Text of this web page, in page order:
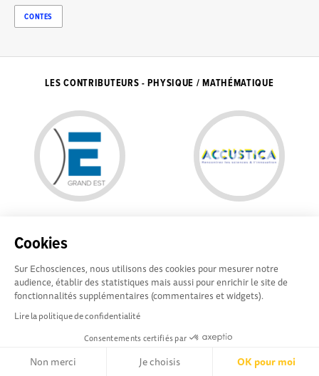
Cookies
Sur Echosciences, nous utilisons des cookies pour mesurer notre
audience, établir des statistiques mais aussi pour enrichir le site de
fonctionnalités supplémentaires (commentaires et widgets).
Lire la politique de confidentialité
Consentements certifiés par
Non merci Je choisis OK pour moi
CONTES
LES CONTRIBUTEURS - PHYSIQUE / MATHÉMATIQUE
Echosciences Grand Est
est propulsé par
Communicasciences